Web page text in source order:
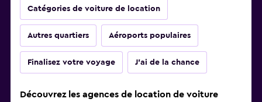
Catégories de voiture de location
Autres quartiers Aéroports populaires
Finalisez votre voyage J'ai de la chance
Découvrez les agences de location de voiture